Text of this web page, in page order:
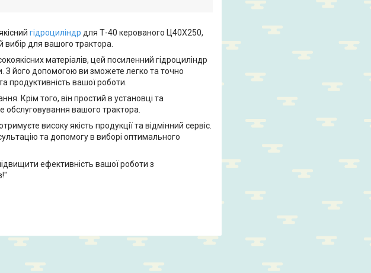
гідроциліндр для Т-40 керованого Ц40Х250,
для вашого трактора.
матеріалів, цей посиленний гідроциліндр
З його допомогою ви зможете легко та точно
продуктивність вашої роботи.
Крім того, він простий в установці та
обслуговування вашого трактора.
високу якість продукції та відмінний сервіс.
та допомогу в виборі оптимального
ефективність вашої роботи з